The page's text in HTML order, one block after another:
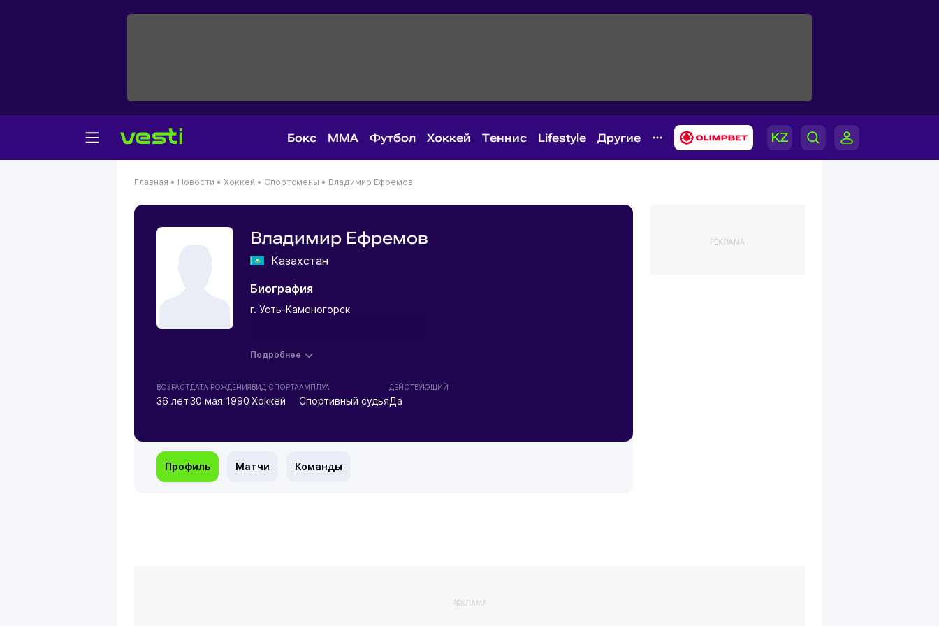
Бокс MMA Футбол Хоккей Теннис Lifestyle Другие
Главная • Новости • Хоккей • Спортсмены • Владимир Ефремов
Владимир Ефремов
Казахстан
Биография
г. Усть-Каменогорск
Подробнее
ВОЗРАСТ
36 лет
ДАТА РОЖДЕНИЯ
30 мая 1990
ВИД СПОРТА
Хоккей
АМПЛУА
Спортивный судья
ДЕЙСТВУЮЩИЙ
Да
Профиль Матчи Команды
РЕКЛАМА
РЕКЛАМА